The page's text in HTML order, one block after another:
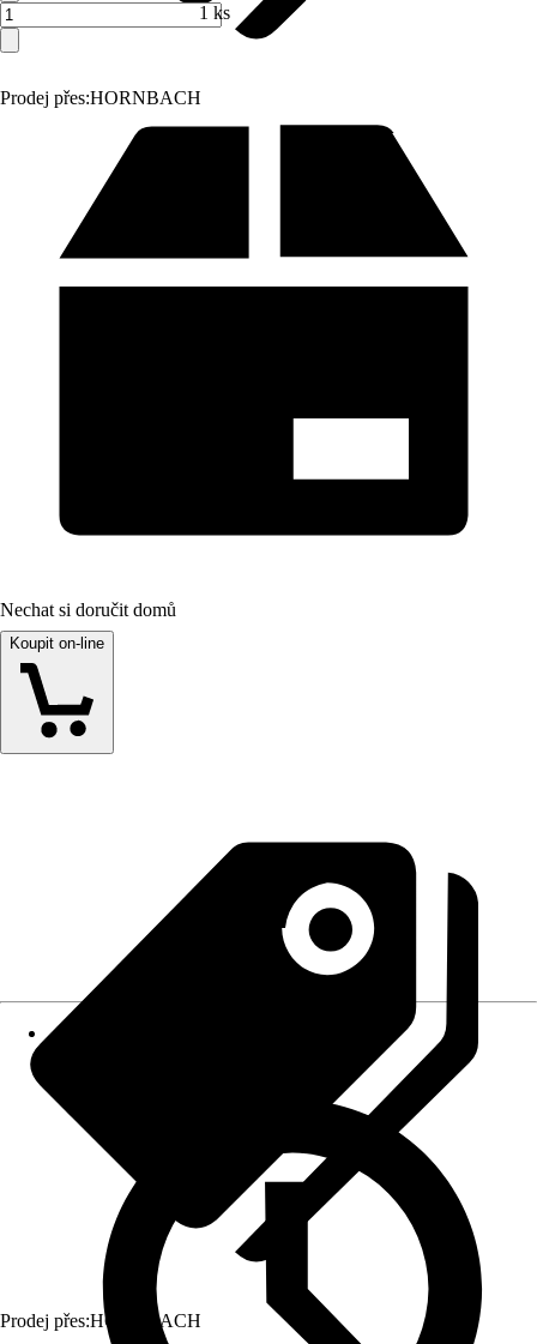
Prodej přes:HORNBACH
1 ks
Nechat si doručit domů
Koupit on-line
Prodej přes:HORNBACH